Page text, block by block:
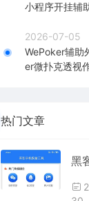
小程序开挂辅
2026-07-05
WePoker辅助
er微扑克透视
热门文章